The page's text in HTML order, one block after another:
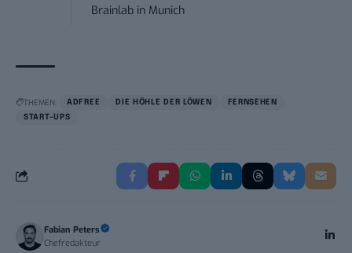
Brainlab in Munich
THEMEN: ADFREE DIE HÖHLE DER LÖWEN
FERNSEHEN
START-UPS
Fabian Peters
Chefredakteur